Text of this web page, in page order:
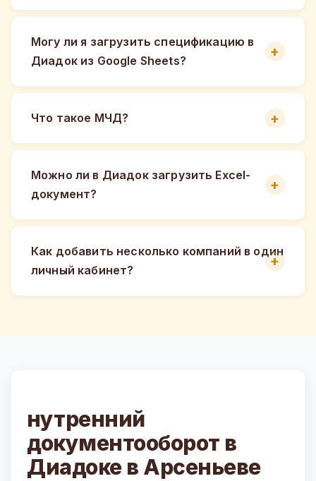
Могу ли я загрузить спецификацию в
Диадок из Google Sheets?
Что такое МЧД?
Можно ли в Диадок загрузить Excel-
документ?
Как добавить несколько компаний в один
личный кабинет?
нутренний
документооборот в
Диадоке в Арсеньеве